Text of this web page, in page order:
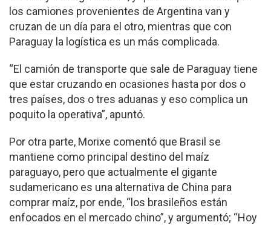
los camiones provenientes de Argentina van y
cruzan de un día para el otro, mientras que con
Paraguay la logística es un más complicada.
“El camión de transporte que sale de Paraguay tiene
que estar cruzando en ocasiones hasta por dos o
tres países, dos o tres aduanas y eso complica un
poquito la operativa”, apuntó.
Por otra parte, Morixe comentó que Brasil se
mantiene como principal destino del maíz
paraguayo, pero que actualmente el gigante
sudamericano es una alternativa de China para
comprar maíz, por ende, “los brasileños están
enfocados en el mercado chino”, y argumentó; “Hoy